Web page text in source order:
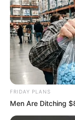
Αυτοί οι
συμβούν. Τα
Owenτης
ότι
επιρροή
μέρος του
(
FRIDAY PLANS
Men Are Ditching